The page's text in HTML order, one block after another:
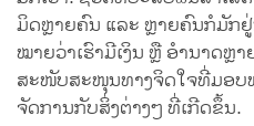
ມິດຫຼາຍຄົນ ແລະ ຫຼາຍຄົນກໍມັກ
ໝາຍວ່າເຮົາມີເງິນ ຫຼື ອຳນາດຫຼ
ສະໜັບສະໜຸນທາງຈິດໃຈທີ່ມອບ
ຈັດການກັບສິ່ງຕ່າງໆ ທີ່ເກີດຂຶ້ນ.